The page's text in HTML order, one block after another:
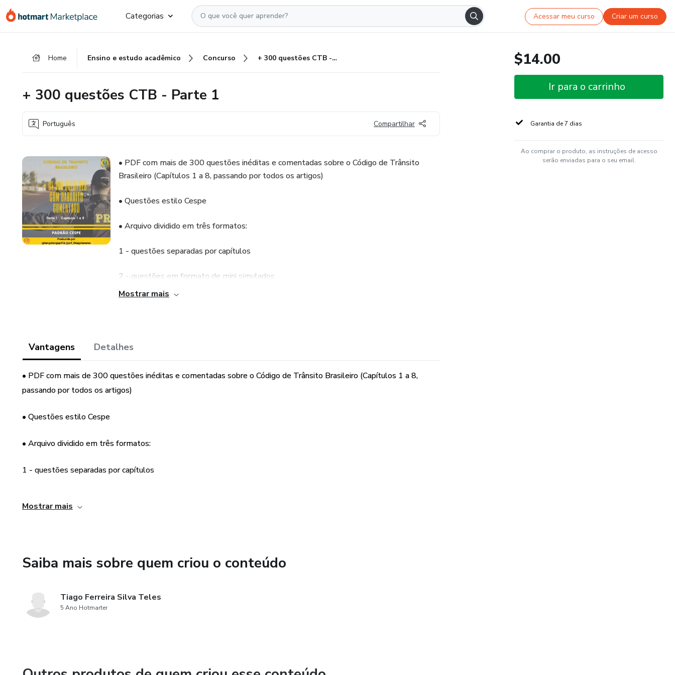
para
para
para
Categorias Acessar meu curso Criar um curso
Home Ensino e estudo acadêmico Concurso + 300 questões CTB - Parte 1
+ 300 questões CTB - Parte 1
Português Compartilhar
• PDF com mais de 300 questões inéditas e comentadas sobre o Código de Trânsito
Brasileiro (Capítulos 1 a 8, passando por todos os artigos)
• Questões estilo Cespe
• Arquivo dividido em três formatos:
1 - questões separadas por capítulos
2 - questões em formato de mini simulados
• Insta: @tangotangoprf
Mostrar mais
Vantagens Detalhes
• PDF com mais de 300 questões inéditas e comentadas sobre o Código de Trânsito Brasileiro (Capítulos 1 a 8,
passando por todos os artigos)
• Questões estilo Cespe
• Arquivo dividido em três formatos:
1 - questões separadas por capítulos
Mostrar mais
Saiba mais sobre quem criou o conteúdo
Tiago Ferreira Silva Teles
5 Ano Hotmarter
$14.00
Ir para o carrinho
Garantia de 7 dias
Ao comprar o produto, as instruções de acesso
serão enviadas para o seu email.